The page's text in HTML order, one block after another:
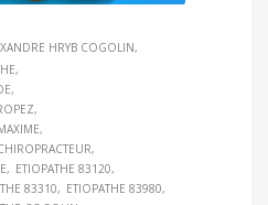
HRYB COGOLIN
ETIOPATHE 83120
83310
ETIOPATHE 83980